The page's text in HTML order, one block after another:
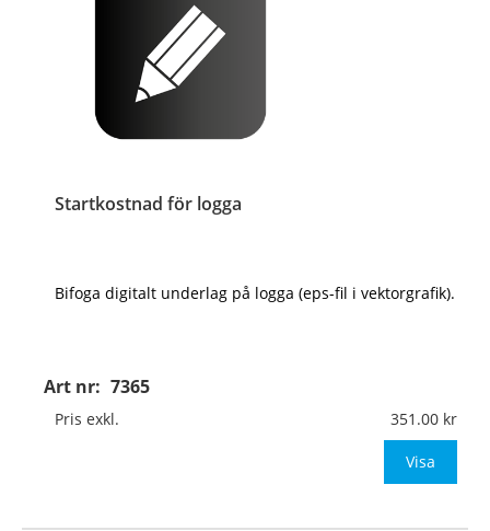
Startkostnad för logga
Art nr: 7365
Bifoga digitalt underlag på logga (eps-fil i vektorgrafik).
Pris exkl. 351.00
Visa